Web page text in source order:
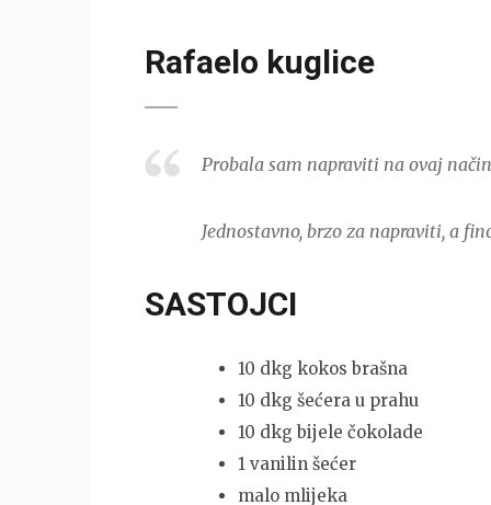
Rafaelo kuglice
Probala sam napraviti na ovaj
Jednostavno, brzo za napraviti, a
SASTOJCI
10 dkg kokos brašna
10 dkg šećera u prahu
10 dkg bijele čokolade
1 vanilin šećer
malo mlijeka